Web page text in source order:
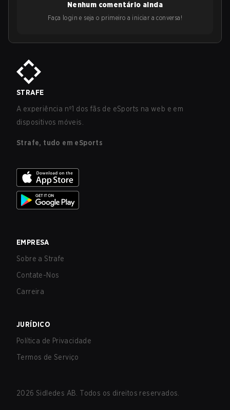
Nenhum comentário ainda
Faça login e seja o primeiro a iniciar a conversa!
STRAFE
A experiência nº1 dos fãs de eSports na web e em
dispositivos móveis.
Strafe, tudo em eSports
EMPRESA
Sobre a Strafe
Contate-Nos
Carreira
JURÍDICO
Política de Privacidade
Termos de Serviço
2026 Sidledes AB. Todos os direitos reservados.